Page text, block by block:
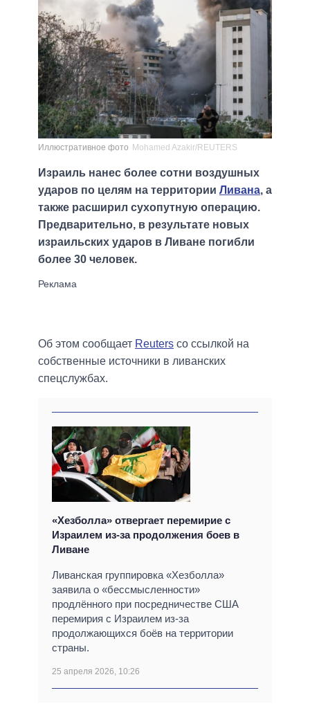
Иллюстративное фото Mohamed Azakir/REUTERS
Израиль нанес более сотни воздушных
ударов по целям на территории Ливана, а
также расширил сухопутную операцию.
Предварительно, в результате новых
израильских ударов в Ливане погибли
более 30 человек.
Об этом сообщает Reuters со ссылкой на
собственные источники в ливанских
спецслужбах.
«Хезболла» отвергает перемирие с
Израилем из-за продолжения боев в
Ливане
Ливанская группировка «Хезболла»
заявила о «бессмысленности»
продлённого при посредничестве США
перемирия с Израилем из-за
продолжающихся боёв на территории
страны.
25 апреля 2026, 10:26